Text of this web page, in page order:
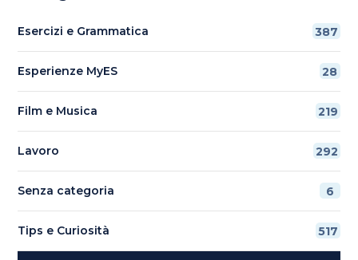
Esercizi e Grammatica 387
Esperienze MyES 28
Film e Musica 219
Lavoro 292
Senza categoria 6
Tips e Curiosità 517